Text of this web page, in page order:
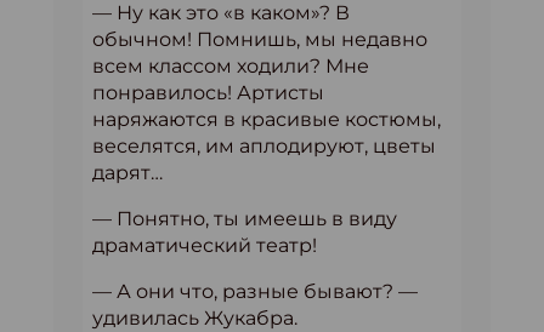
— Ну как это «в каком»? В
обычном! Помнишь, мы недавно
всем классом ходили? Мне
понравилось! Артисты
наряжаются в красивые костюмы,
веселятся, им аплодируют, цветы
дарят…
— Понятно, ты имеешь в виду
драматический театр!
— А они что, разные бывают? —
удивилась Жукабра.